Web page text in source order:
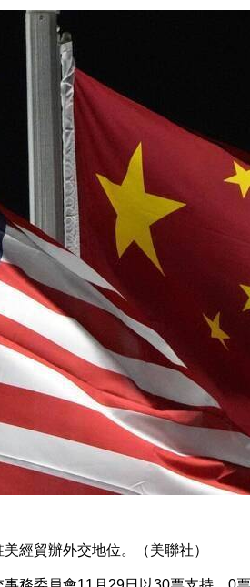
經貿辦外交地位。（美聯社）